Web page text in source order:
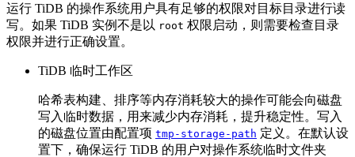
运行 TiDB 的操作系统用户具有足够的权限对目标目录进行读
写。如果 TiDB 实例不是以 root 权限启动，则需要检查目录
权限并进行正确设置。
TiDB 临时工作区
哈希表构建、排序等内存消耗较大的操作可能会向磁盘
写入临时数据，用来减少内存消耗，提升稳定性。写入
的磁盘位置由配置项 tmp-storage-path 定义。在默认设
置下，确保运行 TiDB 的用户对操作系统临时文件夹